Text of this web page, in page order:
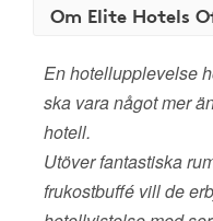
Om Elite Hotels
En hotellupplevelse
ska vara något mer
hotell.
Utöver fantastiska
frukostbuffé vill de